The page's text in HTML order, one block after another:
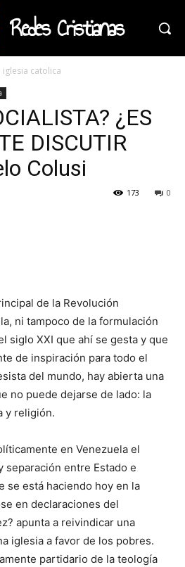
Redes Cristianas
iglesia catolica
¿ES
DISCUTIR
Colusi
0
173
de la Revolución
ni tampoco de la formulación
siglo XXI que ahí se gesta y que
de inspiración para todo el
del mundo, hay abierta una
no puede dejarse de lado: la
y religión.
en Venezuela el
separación entre Estado e
se está haciendo hoy en la
en declaraciones del
apunta a reivindicar una
iglesia a favor de los pobres.
partidario de la teología